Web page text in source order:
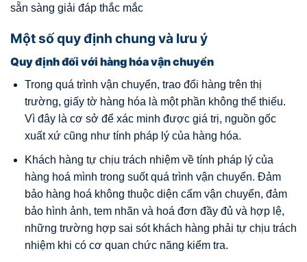
sẵn sàng giải đáp thắc mắc
Một số quy định chung và lưu ý
Quy định đối với hàng hóa vận chuyển
Trong quá trình vận chuyển, trao đổi hàng trên thị
trường, giấy tờ hàng hóa là một phần không thể thiếu.
Vì đây là cơ sở để xác minh được giá trị, nguồn gốc
xuất xứ cũng như tính pháp lý của hàng hóa.
Khách hàng tự chịu trách nhiệm về tính pháp lý của
hàng hoá mình trong suốt quá trình vận chuyển. Đảm
bảo hàng hoá không thuộc diện cấm vận chuyển, đảm
bảo hình ảnh, tem nhãn và hoá đơn đầy đủ và hợp lệ,
những trường hợp sai sót khách hàng phải tự chịu trách
nhiệm khi có cơ quan chức năng kiểm tra.